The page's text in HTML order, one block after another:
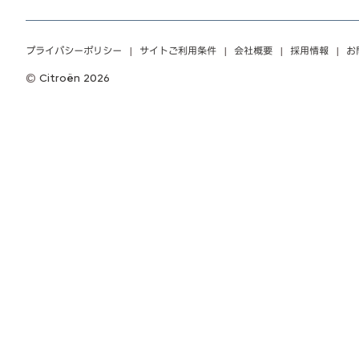
Citroën 2026
プライバシーポリシー サイトご利用条件 会社概要 採用情報 お